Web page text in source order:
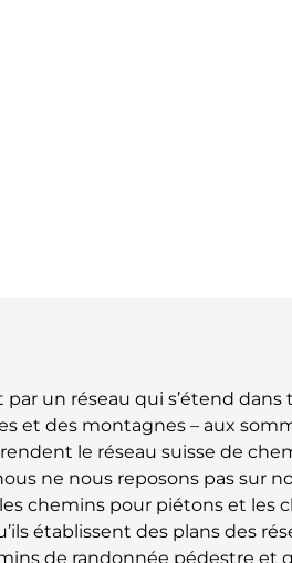
un réseau qui s’étend dans
et des montagnes – aux
le réseau suisse de
ne nous reposons pas sur
chemins pour piétons et les
établissent des plans des
de randonnée pédestre et